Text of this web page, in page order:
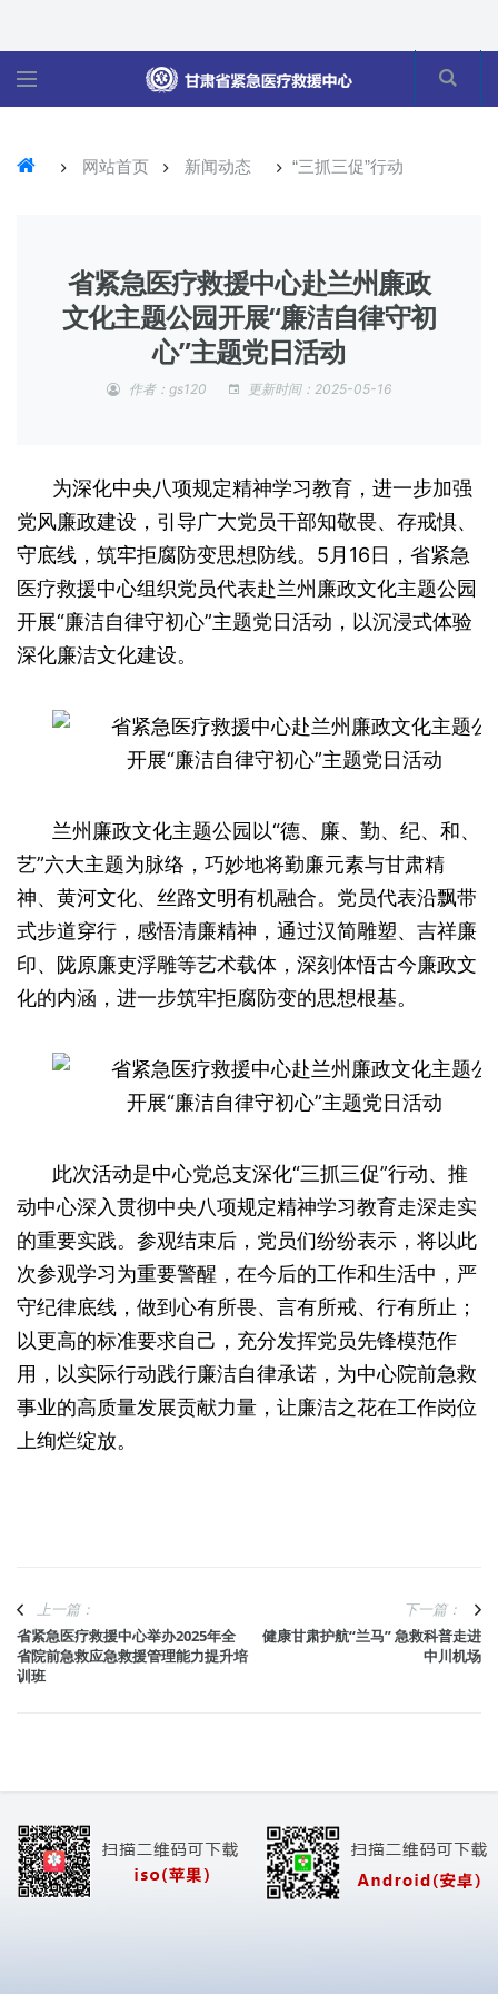
网站首页 新闻动态 “三抓三促”行动
省紧急医疗救援中心赴兰州廉政
文化主题公园开展“廉洁自律守初
心”主题党日活动
作者：gs120 更新时间：2025-05-16
为深化中央八项规定精神学习教育，进一步加强
党风廉政建设，引导广大党员干部知敬畏、存戒惧、
守底线，筑牢拒腐防变思想防线。5月16日，省紧急
医疗救援中心组织党员代表赴兰州廉政文化主题公园
开展“廉洁自律守初心”主题党日活动，以沉浸式体验
深化廉洁文化建设。
兰州廉政文化主题公园以“德、廉、勤、纪、和、
艺”六大主题为脉络，巧妙地将勤廉元素与甘肃精
神、黄河文化、丝路文明有机融合。党员代表沿飘带
式步道穿行，感悟清廉精神，通过汉简雕塑、吉祥廉
印、陇原廉吏浮雕等艺术载体，深刻体悟古今廉政文
化的内涵，进一步筑牢拒腐防变的思想根基。
此次活动是中心党总支深化“三抓三促”行动、推
动中心深入贯彻中央八项规定精神学习教育走深走实
的重要实践。参观结束后，党员们纷纷表示，将以此
次参观学习为重要警醒，在今后的工作和生活中，严
守纪律底线，做到心有所畏、言有所戒、行有所止；
以更高的标准要求自己，充分发挥党员先锋模范作
用，以实际行动践行廉洁自律承诺，为中心院前急救
事业的高质量发展贡献力量，让廉洁之花在工作岗位
上绚烂绽放。
上一篇：
省紧急医疗救援中心举办2025年全
省院前急救应急救援管理能力提升培
训班
下一篇：
健康甘肃护航“兰马” 急救科普走进
中川机场